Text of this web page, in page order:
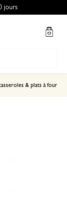
jours
& plats à four